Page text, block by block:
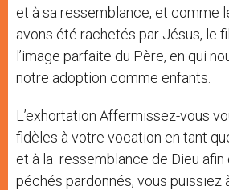
et à sa ressemblance, et comme
avons été rachetés par Jésus, le
l’image parfaite du Père, en qui
notre adoption comme enfants.
L’exhortation Affermissez-vous
fidèles à votre vocation en tant
et à la ressemblance de Dieu afin
péchés pardonnés, vous puissiez